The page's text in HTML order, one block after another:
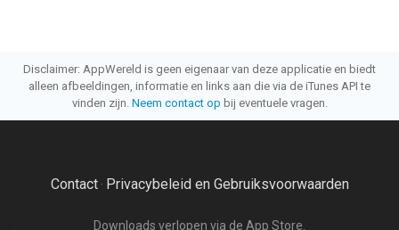
Disclaimer: AppWereld is geen eigenaar van deze applicatie en biedt
alleen afbeeldingen, informatie en links aan die via de iTunes API te
vinden zijn. Neem contact op bij eventuele vragen.
Contact· Privacybeleid en Gebruiksvoorwaarden
Downloads verlopen via de App Store.